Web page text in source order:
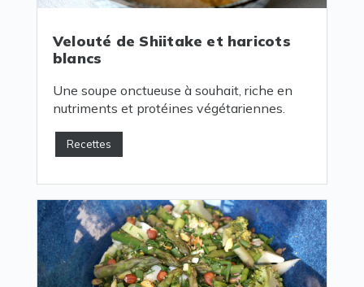
Velouté de Shiitake et haricots
blancs
Une soupe onctueuse à souhait, riche en
nutriments et protéines végétariennes.
Recettes